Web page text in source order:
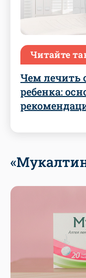
Читайте
Чем лечить
ребенка: